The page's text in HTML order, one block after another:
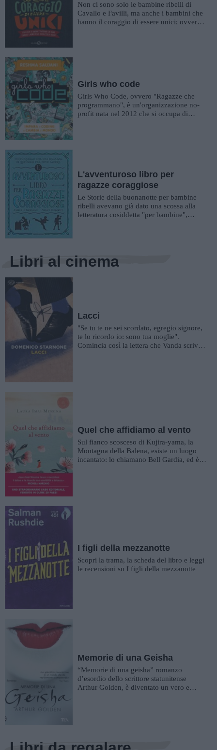
Non ci sono solo le bambine ribelli di
Cavallo e Favilli, ma anche i bambini che
hanno il coraggio di essere unici; ovvero
Girls who code
Girls Who Code, ovvero "Ragazze che
programmano", è un'organizzazione no-
profit nata nel 2012 che si occupa di
L'avventuroso libro per
ragazze coraggiose
Le Storie della buonanotte per bambine
ribelli avevano già dato una scossa alla
letteratura cosiddetta "per bambine",
Libri al cinema
Lacci
"Se tu te ne sei scordato, egregio signore,
te lo ricordo io: sono tua moglie".
Comincia così la lettera che Vanda scrive
Quel che affidiamo al vento
Sul fianco scosceso di Kujira-yama, la
Montagna della Balena, esiste un luogo
incantato: lo chiamano Bell Gardia, ed è
I figli della mezzanotte
Scopri la trama, la scheda del libro e leggi
le recensioni su I figli della mezzanotte
Memorie di una Geisha
“Memorie di una geisha” romanzo
d’esordio dello scrittore statunitense
Arthur Golden, è diventato un vero e